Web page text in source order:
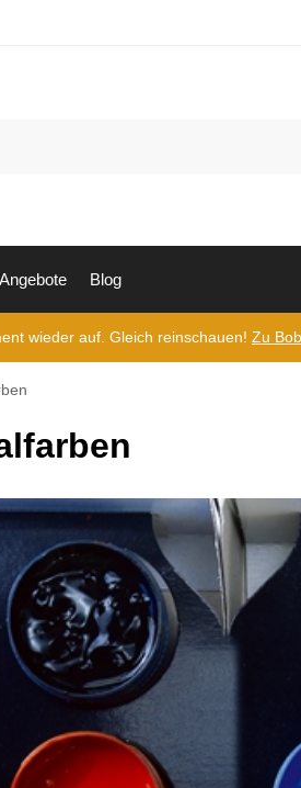
Angebote Blog
wieder auf. Gleich reinschauen! Zu